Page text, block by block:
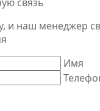
и наш менеджер
Имя